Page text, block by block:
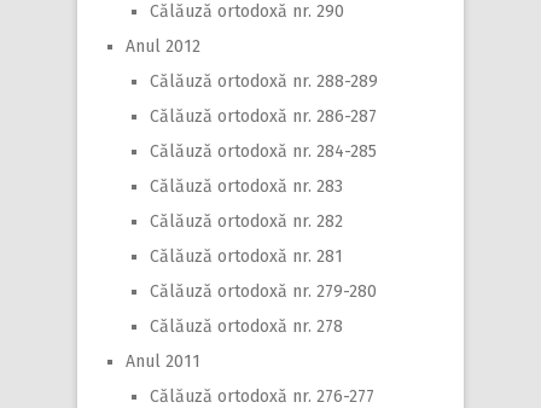
Călăuză ortodoxă nr. 290
Anul 2012
Călăuză ortodoxă nr. 288-289
Călăuză ortodoxă nr. 286-287
Călăuză ortodoxă nr. 284-285
Călăuză ortodoxă nr. 283
Călăuză ortodoxă nr. 282
Călăuză ortodoxă nr. 281
Călăuză ortodoxă nr. 279-280
Călăuză ortodoxă nr. 278
Anul 2011
Călăuză ortodoxă nr. 276-277